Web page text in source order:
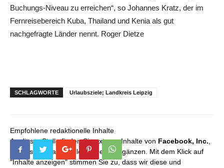
Buchungs-Niveau zu erreichen“, so Johannes Kratz, der im
Fernreisebereich Kuba, Thailand und Kenia als gut
nachgefragte Länder nennt. Roger Dietze
SCHLAGWORTE Urlaubsziele; Landkreis Leipzig
Empfohlene redaktionelle Inhalte
An dieser Stelle finden Sie externe Inhalte von Facebook, Inc.
die unser redaktionelles Angebot ergänzen. Mit dem Klick auf
"Inhalte anzeigen" stimmen Sie zu, dass wir diese und